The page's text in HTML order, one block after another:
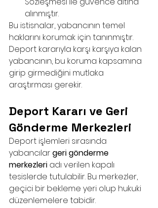
alınmıştır.
Bu istisnalar, yabancının temel
haklarını korumak için tanınmıştır.
Deport kararıyla karşı karşıya kalan
yabancının, bu koruma kapsamına
girip girmediğini mutlaka
araştırması gerekir.
Deport Kararı ve Geri
Gönderme Merkezleri
Deport işlemleri sırasında
yabancılar geri gönderme
merkezleri adı verilen kapalı
tesislerde tutulabilir. Bu merkezler,
geçici bir bekleme yeri olup hukuki
düzenlemelere tabidir.